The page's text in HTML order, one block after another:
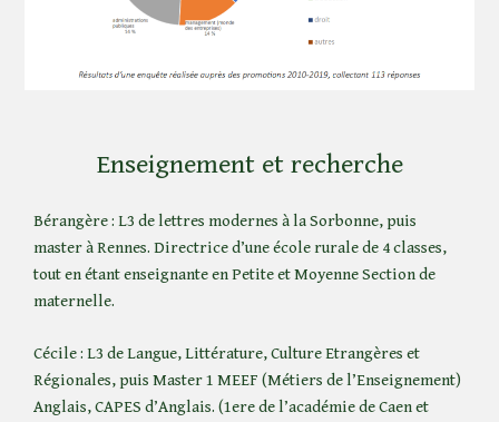
Enseignement et recherche
Bérangère : L3 de lettres modernes à la Sorbonne, puis
master à Rennes. Directrice d’une école rurale de 4 classes,
tout en étant enseignante en Petite et Moyenne Section de
maternelle.
Cécile : L3 de Langue, Littérature, Culture Etrangères et
Régionales, puis Master 1 MEEF (Métiers de l’Enseignement)
Anglais, CAPES d’Anglais. (1ere de l’académie de Caen et